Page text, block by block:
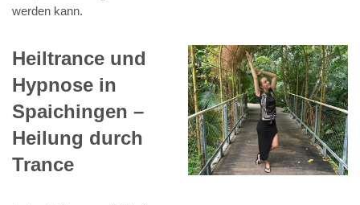
werden kann.
Heiltrance und
Hypnose in
Spaichingen –
Heilung durch
Trance